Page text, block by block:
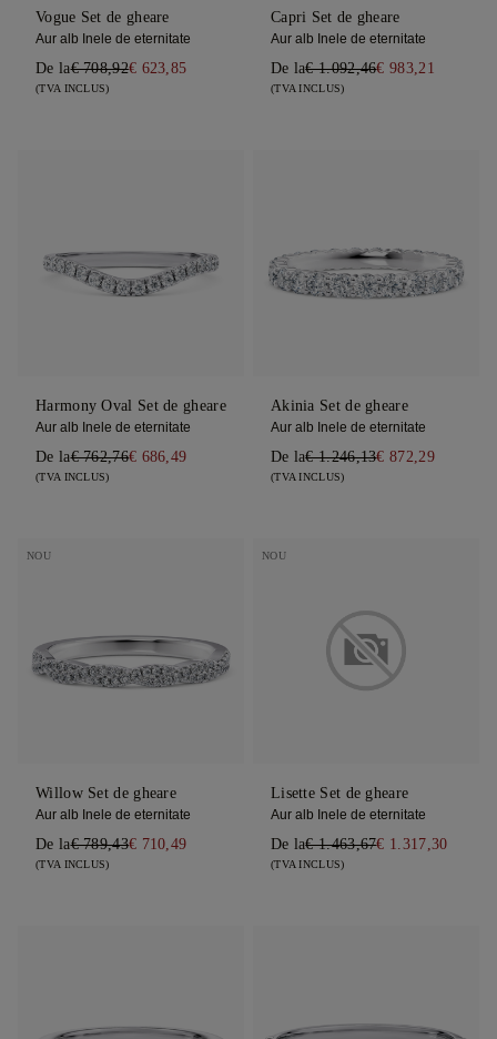
Vogue Set de gheare
Aur alb Inele de eternitate
De la€ 708,92€ 623,85
(TVA INCLUS)
Capri Set de gheare
Aur alb Inele de eternitate
De la€ 1.092,46€ 983,21
(TVA INCLUS)
Harmony Oval Set de gheare
Aur alb Inele de eternitate
De la€ 762,76€ 686,49
(TVA INCLUS)
Akinia Set de gheare
Aur alb Inele de eternitate
De la€ 1.246,13€ 872,29
(TVA INCLUS)
NOU
Willow Set de gheare
Aur alb Inele de eternitate
De la€ 789,43€ 710,49
(TVA INCLUS)
NOU
Lisette Set de gheare
Aur alb Inele de eternitate
De la€ 1.463,67€ 1.317,30
(TVA INCLUS)